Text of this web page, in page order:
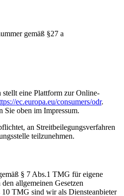
gemäß §27 a
eine Plattform zur Online-
ec.europa.eu/consumers/odr.
Sie oben im Impressum.
an Streitbeilegungsverfahren
teilzunehmen.
§ 7 Abs.1 TMG für eigene
allgemeinen Gesetzen
TMG sind wir als Diensteanbieter